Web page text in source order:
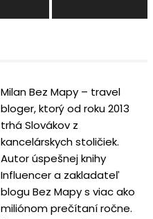
Milan Bez Mapy – travel
bloger, ktorý od roku 2013
trhá Slovákov z
kancelárskych stoličiek.
Autor úspešnej knihy
Influencer a zakladateľ
blogu Bez Mapy s viac ako
miliónom prečítaní ročne.